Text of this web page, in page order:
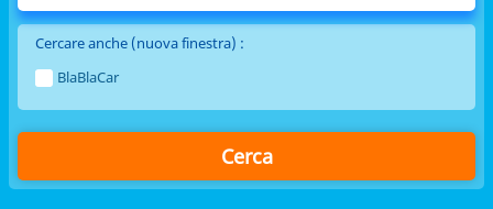
Cercare anche (nuova finestra) :
BlaBlaCar
Cerca